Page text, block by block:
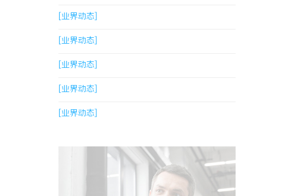
应用全解析
[业界动态]
[业界动态]
[业界动态]
[业界动态]
[业界动态]